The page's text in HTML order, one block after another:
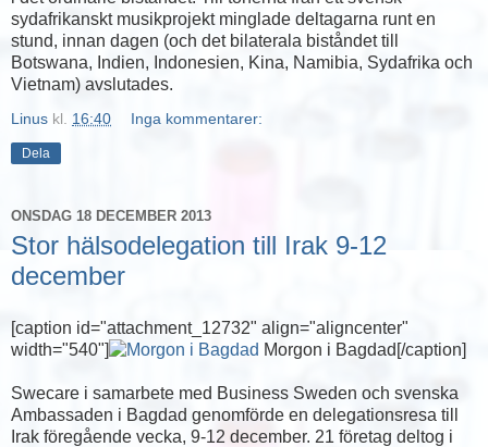
sydafrikanskt musikprojekt minglade deltagarna runt en
stund, innan dagen (och det bilaterala biståndet till
Botswana, Indien, Indonesien, Kina, Namibia, Sydafrika och
Vietnam) avslutades.
Linus kl. 16:40 Inga kommentarer:
Dela
ONSDAG 18 DECEMBER 2013
Stor hälsodelegation till Irak 9-12
december
[caption id="attachment_12732" align="aligncenter"
width="540"]
Morgon i Bagdad[/caption]
Swecare i samarbete med Business Sweden och svenska
Ambassaden i Bagdad genomförde en delegationsresa till
Irak föregående vecka, 9-12 december. 21 företag deltog i